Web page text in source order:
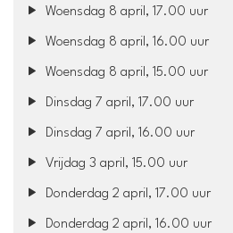
Woensdag 8 april, 17.00 uur
Woensdag 8 april, 16.00 uur
Woensdag 8 april, 15.00 uur
Dinsdag 7 april, 17.00 uur
Dinsdag 7 april, 16.00 uur
Vrijdag 3 april, 15.00 uur
Donderdag 2 april, 17.00 uur
Donderdag 2 april, 16.00 uur